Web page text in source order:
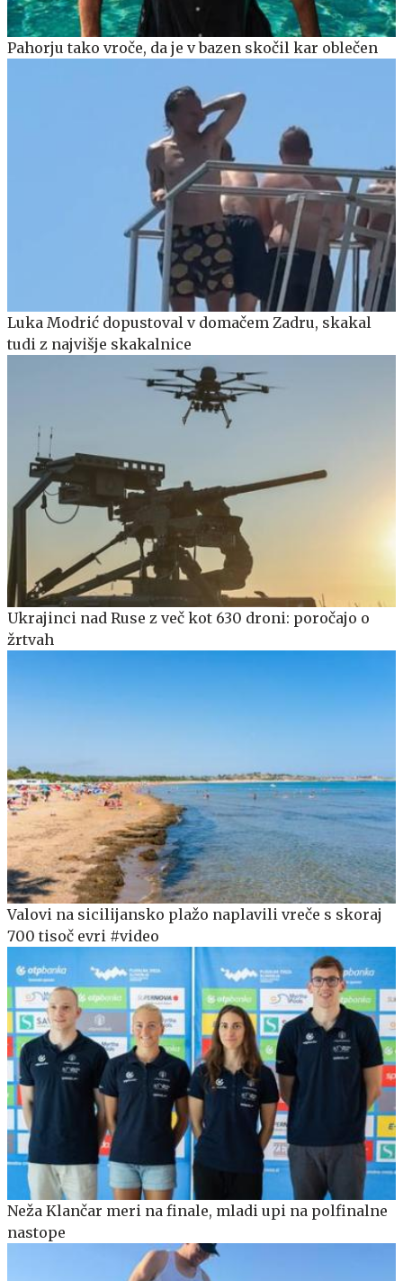
Pahorju tako vroče, da je v bazen skočil kar oblečen
Luka Modrić dopustoval v domačem Zadru, skakal
tudi z najvišje skakalnice
Ukrajinci nad Ruse z več kot 630 droni: poročajo o
žrtvah
Valovi na sicilijansko plažo naplavili vreče s skoraj
700 tisoč evri #video
Neža Klančar meri na finale, mladi upi na polfinalne
nastope